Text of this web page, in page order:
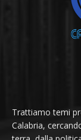
Trattiamo temi
Calabria,